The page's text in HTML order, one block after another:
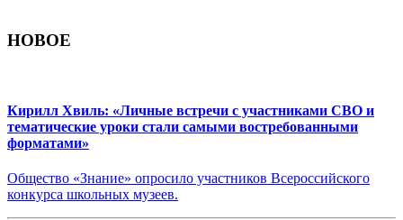
НОВОЕ
Кирилл Хвиль: «Личные встречи с участниками СВО и
тематические уроки стали самыми востребованными
форматами»
Общество «Знание» опросило участников Всероссийского
конкурса школьных музеев.